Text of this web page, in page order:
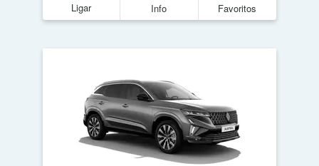
Ligar Info Favoritos